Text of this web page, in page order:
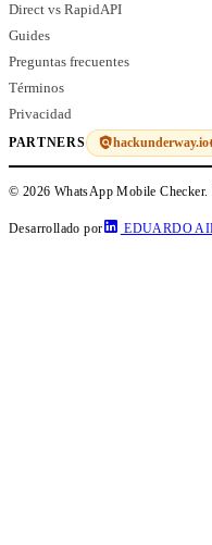
Direct vs RapidAPI
Guides
Preguntas frecuentes
Términos
Privacidad
PARTNERS hackunderway.io
© 2026 WhatsApp Mobile Checker.
Desarrollado por EDUARDO